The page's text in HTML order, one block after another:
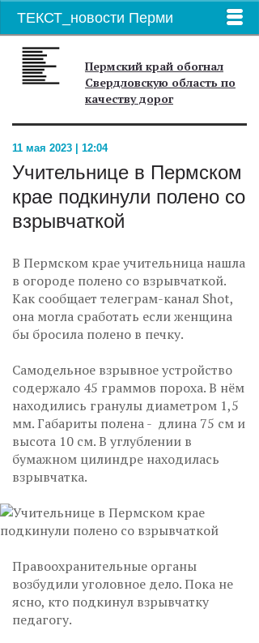
ТЕКСТ_новости Перми
Пермский край обогнал
Свердловскую область по
качеству дорог
11 мая 2023 | 12:04
Учительнице в Пермском
крае подкинули полено со
взрывчаткой
В Пермском крае учительница нашла
в огороде полено со взрывчаткой.
Как сообщает телеграм-канал Shot,
она могла сработать если женщина
бы бросила полено в печку.
Самодельное взрывное устройство
содержало 45 граммов пороха. В нём
находились гранулы диаметром 1,5
мм. Габариты полена - длина 75 см и
высота 10 см. В углублении в
бумажном цилиндре находилась
взрывчатка.
Правоохранительные органы
возбудили уголовное дело. Пока не
ясно, кто подкинул взрывчатку
педагогу.